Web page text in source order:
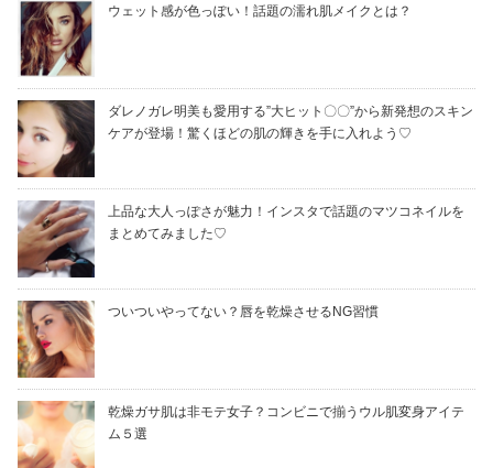
ウェット感が色っぽい！話題の濡れ肌メイクとは？
ダレノガレ明美も愛用する”大ヒット〇〇”から新発想のスキン
ケアが登場！驚くほどの肌の輝きを手に入れよう♡
上品な大人っぽさが魅力！インスタで話題のマツコネイルを
まとめてみました♡
ついついやってない？唇を乾燥させるNG習慣
乾燥ガサ肌は非モテ女子？コンビニで揃うウル肌変身アイテ
ム５選